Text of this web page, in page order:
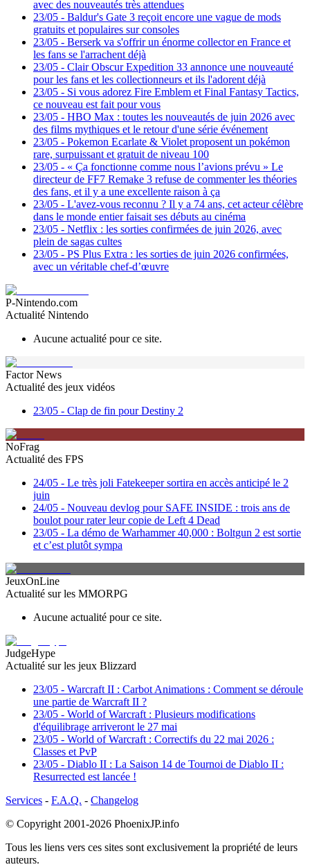
avec des nouveautés très attendues
23/05 - Baldur's Gate 3 reçoit encore une vague de mods
gratuits et populaires sur consoles
23/05 - Berserk va s'offrir un énorme collector en France et
les fans se l'arrachent déjà
23/05 - Clair Obscur Expedition 33 annonce une nouveauté
pour les fans et les collectionneurs et ils l'adorent déjà
23/05 - Si vous adorez Fire Emblem et Final Fantasy Tactics,
ce nouveau est fait pour vous
23/05 - HBO Max : toutes les nouveautés de juin 2026 avec
des films mythiques et le retour d'une série événement
23/05 - Pokemon Ecarlate & Violet proposent un pokémon
rare, surpuissant et gratuit de niveau 100
23/05 - « Ça fonctionne comme nous l’avions prévu » Le
directeur de FF7 Remake 3 refuse de commenter les théories
des fans, et il y a une excellente raison à ça
23/05 - L'avez-vous reconnu ? Il y a 74 ans, cet acteur célèbre
dans le monde entier faisait ses débuts au cinéma
23/05 - Netflix : les sorties confirmées de juin 2026, avec
plein de sagas cultes
23/05 - PS Plus Extra : les sorties de juin 2026 confirmées,
avec un véritable chef-d’œuvre
P-Nintendo.com
Actualité Nintendo
Aucune actualité pour ce site.
Factor News
Actualité des jeux vidéos
23/05 - Clap de fin pour Destiny 2
NoFrag
Actualité des FPS
24/05 - Le très joli Fatekeeper sortira en accès anticipé le 2
juin
24/05 - Nouveau devlog pour SAFE INSIDE : trois ans de
boulot pour rater leur copie de Left 4 Dead
23/05 - La démo de Warhammer 40,000 : Boltgun 2 est sortie
et c’est plutôt sympa
JeuxOnLine
Actualité sur les MMORPG
Aucune actualité pour ce site.
JudgeHype
Actualité sur les jeux Blizzard
23/05 - Warcraft II : Carbot Animations : Comment se déroule
une partie de Warcraft II ?
23/05 - World of Warcraft : Plusieurs modifications
d'équilibrage arriveront le 27 mai
23/05 - World of Warcraft : Correctifs du 22 mai 2026 :
Classes et PvP
23/05 - Diablo II : La Saison 14 de Tournoi de Diablo II :
Resurrected est lancée !
Services - F.A.Q. - Changelog
© Copyright 2001-2026 PhoenixJP.info
Tous les liens vers ces sites sont exclusivement la propriété de leurs
auteurs.